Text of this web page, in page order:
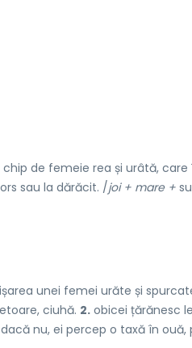
de femeie rea și urâtă,
sau la dărăcit. /joi + mare +
unei femei urăte și
ciuhă. 2. obicei țărănesc
nu, ei percep o taxă în ouă,